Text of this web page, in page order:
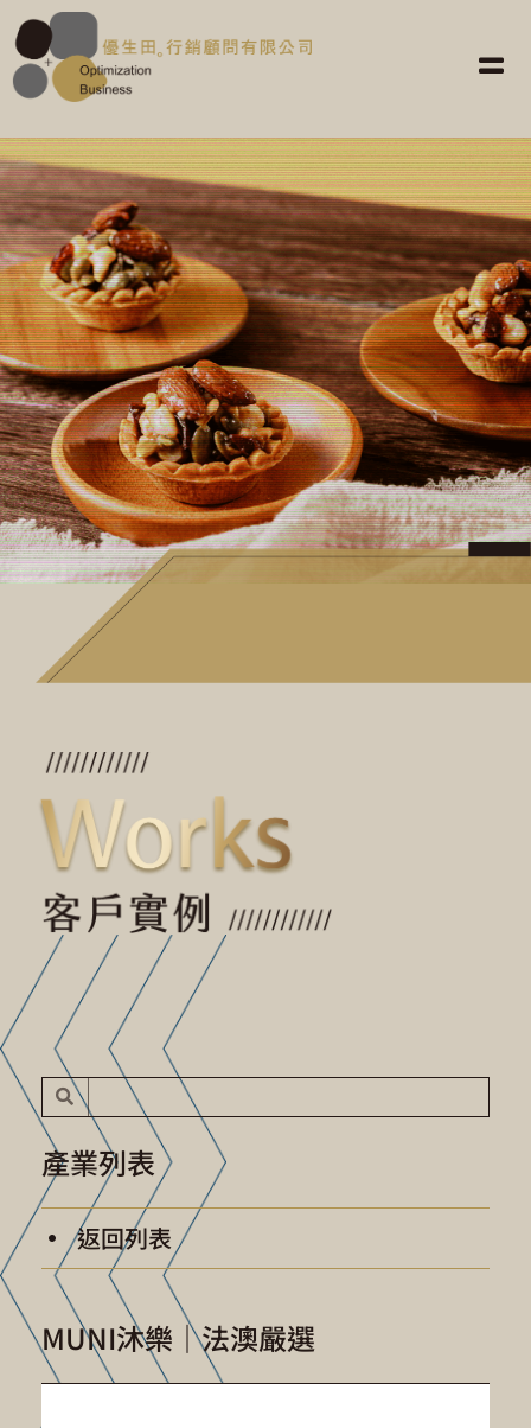
產業列表
返回列表
MUNI沐樂｜法澳嚴選